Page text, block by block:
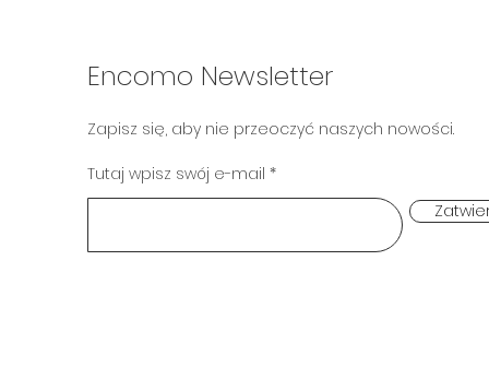
Encomo Newsletter
Zapisz się, aby nie przeoczyć naszych nowości.
Tutaj wpisz swój e-mail